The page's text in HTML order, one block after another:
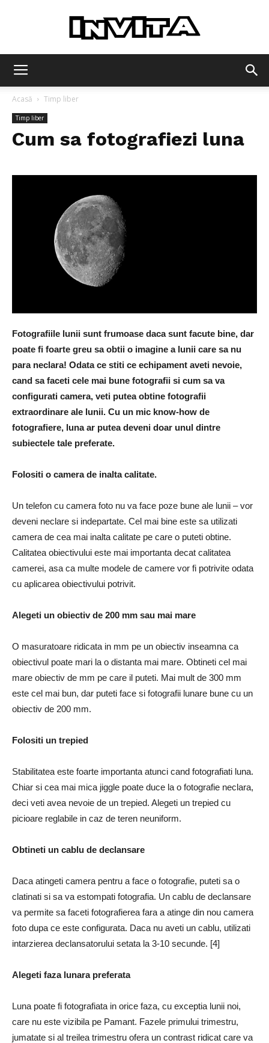
Acasă Timp liber
Timp liber
Cum sa fotografiezi luna
Fotografiile lunii sunt frumoase daca sunt facute bine, dar
poate fi foarte greu sa obtii o imagine a lunii care sa nu
para neclara! Odata ce stiti ce echipament aveti nevoie,
cand sa faceti cele mai bune fotografii si cum sa va
configurati camera, veti putea obtine fotografii
extraordinare ale lunii. Cu un mic know-how de
fotografiere, luna ar putea deveni doar unul dintre
subiectele tale preferate.
Folositi o camera de inalta calitate.
Un telefon cu camera foto nu va face poze bune ale lunii – vor
deveni neclare si indepartate. Cel mai bine este sa utilizati
camera de cea mai inalta calitate pe care o puteti obtine.
Calitatea obiectivului este mai importanta decat calitatea
camerei, asa ca multe modele de camere vor fi potrivite odata
cu aplicarea obiectivului potrivit.
Alegeti un obiectiv de 200 mm sau mai mare
O masuratoare ridicata in mm pe un obiectiv inseamna ca
obiectivul poate mari la o distanta mai mare. Obtineti cel mai
mare obiectiv de mm pe care il puteti. Mai mult de 300 mm
este cel mai bun, dar puteti face si fotografii lunare bune cu un
obiectiv de 200 mm.
Folositi un trepied
Stabilitatea este foarte importanta atunci cand fotografiati luna.
Chiar si cea mai mica jiggle poate duce la o fotografie neclara,
deci veti avea nevoie de un trepied. Alegeti un trepied cu
picioare reglabile in caz de teren neuniform.
Obtineti un cablu de declansare
Daca atingeti camera pentru a face o fotografie, puteti sa o
clatinati si sa va estompati fotografia. Un cablu de declansare
va permite sa faceti fotografierea fara a atinge din nou camera
foto dupa ce este configurata. Daca nu aveti un cablu, utilizati
intarzierea declansatorului setata la 3-10 secunde. [4]
Alegeti faza lunara preferata
Luna poate fi fotografiata in orice faza, cu exceptia lunii noi,
care nu este vizibila pe Pamant. Fazele primului trimestru,
jumatate si al treilea trimestru ofera un contrast ridicat care va